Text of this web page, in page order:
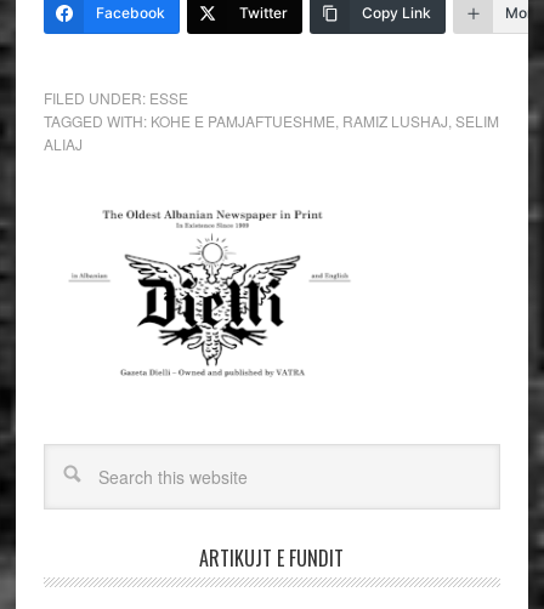
Facebook Twitter Copy Link More
FILED UNDER: ESSE
TAGGED WITH: KOHE E PAMJAFTUESHME RAMIZ LUSHAJ SELIM
ALIAJ
ARTIKUJT E FUNDIT